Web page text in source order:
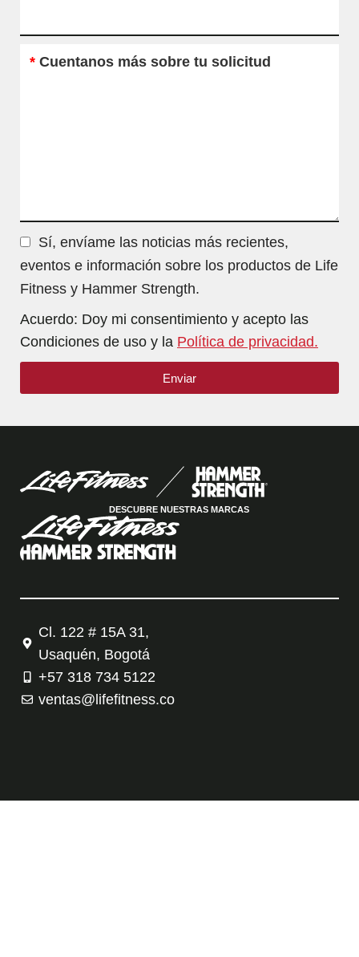
* Cuentanos más sobre tu solicitud
Sí, envíame las noticias más recientes,
eventos e información sobre los productos de Life
Fitness y Hammer Strength.
Acuerdo: Doy mi consentimiento y acepto las
Condiciones de uso y la Política de privacidad.
Enviar
DESCUBRE NUESTRAS MARCAS
Cl. 122 # 15A 31,
Usaquén, Bogotá
+57 318 734 5122
ventas@lifefitness.co